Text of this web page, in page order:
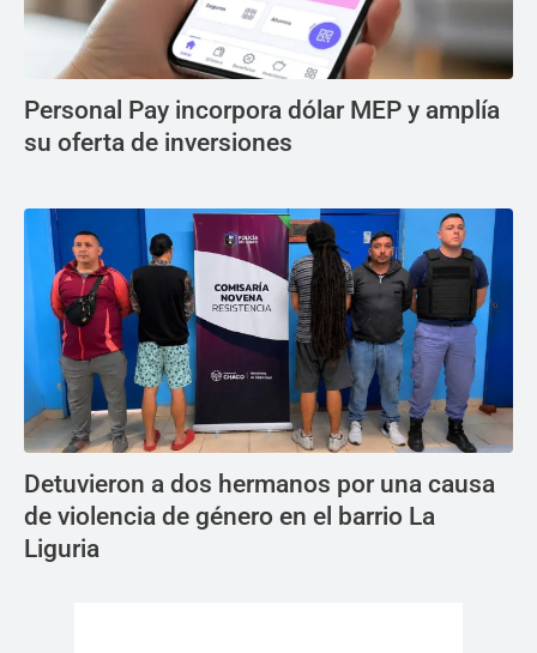
Personal Pay incorpora dólar MEP y amplía
su oferta de inversiones
Detuvieron a dos hermanos por una causa
de violencia de género en el barrio La
Liguria